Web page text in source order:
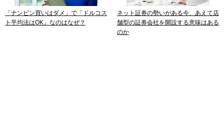
「ナンピン買いはダメ」で「ドルコス
ト平均法はOK」なのはなぜ？
ネット証券の勢いがある今、あえて店
舗型の証券会社を開設する意味はある
のか